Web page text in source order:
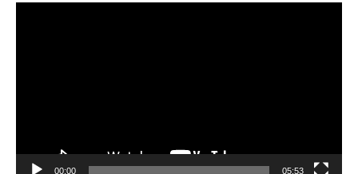
00:00 05:53